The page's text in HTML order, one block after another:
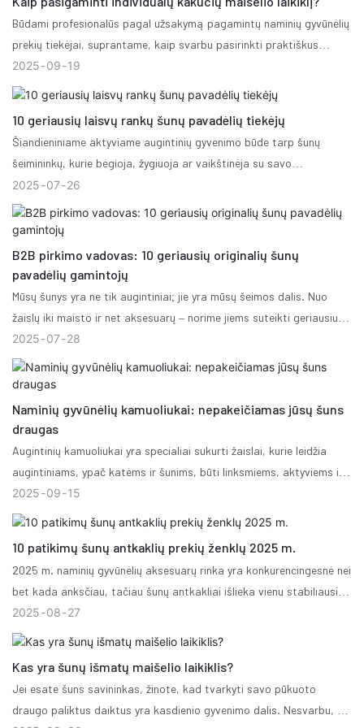
LED Retractable Dog Leash 2.0“. Šis produktas yra daugiau nei
pavadėlis – tai revoliucinis šuolis augintinių saugumo, patvarumo ir
šiuolaikinio dizaino srityje, nustatantis naują pasaulinį standartą.
Būdami profesionalūs pagal užsakymą pagamintų naminių gyvūnėlių
prekių tiekėjai, suprantame, kaip svarbu pasirinkti praktiškus
reklaminius produktus arba potencialius klientus generuojančius
elementus, kurie giliai perteiktų prekės ženklo vertę vis
puikus produktas, pasižymintis dideliu naudojimu, prekės ženklo
žinomumu ir vartotojų lojalumu. Tai daug daugiau nei paprasta
priemonė – tai puiki priemonė susisiekti su galutiniais vartotojais ir
stiprinti savo prekės ženklo įvaizdį. Panagrinėkime išsamiau, kodėl
pagal užsakymą pagamintos išmatų maišeliai gali būti galingas
jūsų rinkodaros strategijos papildymas.
2025 09 19
10 geriausių laisvų rankų šunų pavadėlių tiekėjų
Šiandieniniame aktyviame augintinių gyvenimo būde tarp šunų
šeimininkų, kurie bėgioja, žygiuoja ar vaikštinėja su savo
augintiniais, vis labiau populiarėja laisvų rankų tamprūs šunų
pavadėliai. Įmontuota tampri dalis padeda sugerti staigius
tempimus, sumažindama tiek šuns, tiek šeimininko įtampą, o laisvų
patogumo ir judėjimo laisvę. Jei esate mažmenininkas,
didmenininkas ar prekės ženklo savininkas, norintis pasiūlyti šiuos
pavadėlius, tinkamo tiekėjo radimas yra labai svarbus norint
suderinti saugumą, stilių ir vertę.
2025 07 26
B2B pirkimo vadovas: 10 geriausių originalių šunų
pavadėlių gamintojų
Mūsų šunys yra ne tik augintiniai; jie yra mūsų šeimos dalis. Nuo
žaislų iki maisto ir net aksesuarų – norime jiems suteikti geriausius
produktus. Renkantis šuns pavadėlį, svarbu pasirinkti aukštos
kokybės gaminį, kuris būtų patogus jūsų augintiniui ir pakankamai
patvarus, kad atlaikytų kasdienį dėvėjimąsi. Šiame B2B pirkimo
įrenginių gamintojų šunų pavadėlių gamintojų. Šis vadovas padės
jums priimti pagrįstą sprendimą renkantis augintinių prekių tiekėją.
2025 07 28
Naminių gyvūnėlių kamuoliukai: nepakeičiamas jūsų šuns
draugas
Augintinių kamuoliukai yra specialiai sukurti žaislai, kurie leidžia
augintiniams, ypač katėms ir šunims, būti linksmiems, aktyviems ir
protiškai stimuliuojamiems. Skirtingai nuo įprastų namų apyvokos
daiktų, šie kamuoliukai pagaminti iš gyvūnams saugių medžiagų,
plastikas. Jie būna įvairių dydžių ir tekstūrų, kad tiktų skirtingų
veislių, amžiaus ir aktyvumo lygių augintiniams.
2025 09 15
10 patikimų šunų antkaklių prekių ženklų 2025 m.
2025 m. naminių gyvūnėlių aksesuarų rinka yra konkurencingesnė nei
bet kada anksčiau, tačiau šunų antkakliai išlieka vienu stabiliausių
ir didžiausią apyvartą turinčių produktų naminių gyvūnėlių
mažmenininkams. Nesvarbu, ar jūsų klientai ieško patvarios lauko
antkaklių savo pūkuotiems draugams, partnerystė su patikimais
prekių ženklais yra labai svarbi siekiant padidinti pardavimus ir
klientų lojalumą. „OKEYPETS“ išskiria dešimt patikimiausių šunų
2025 08 27
Kas yra šunų išmatų maišelio laikiklis?
Jei esate šuns savininkas, žinote, kad tvarkyti savo pūkuoto
draugo paliktus daiktus yra kasdienio gyvenimo dalis. Nesvarbu, ar